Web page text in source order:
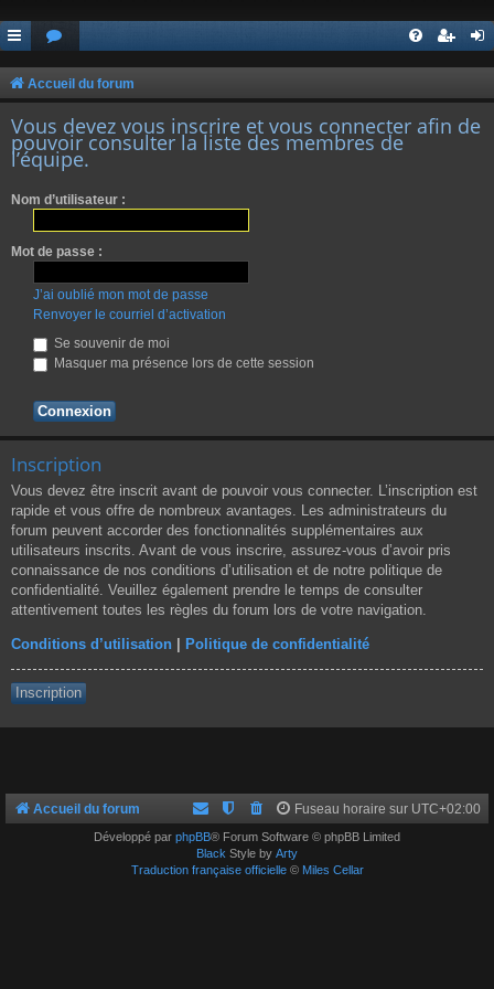
Accueil du forum
Vous devez vous inscrire et vous connecter afin de
pouvoir consulter la liste des membres de
l’équipe.
Nom d’utilisateur :
Mot de passe :
J’ai oublié mon mot de passe
Renvoyer le courriel d’activation
Se souvenir de moi
Masquer ma présence lors de cette session
Inscription
Vous devez être inscrit avant de pouvoir vous connecter. L’inscription est
rapide et vous offre de nombreux avantages. Les administrateurs du
forum peuvent accorder des fonctionnalités supplémentaires aux
utilisateurs inscrits. Avant de vous inscrire, assurez-vous d’avoir pris
connaissance de nos conditions d’utilisation et de notre politique de
confidentialité. Veuillez également prendre le temps de consulter
attentivement toutes les règles du forum lors de votre navigation.
Conditions d’utilisation Politique de confidentialité
Inscription
Accueil du forum Fuseau horaire sur UTC+02:00
Développé par phpBB® Forum Software © phpBB Limited
Black Style by Arty
Traduction française officielle© Miles Cellar